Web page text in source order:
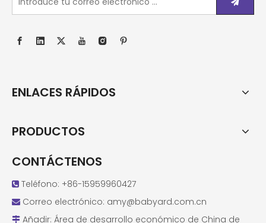
ENLACES RÁPIDOS
PRODUCTOS
CONTÁCTENOS
 Teléfono: +86-15959960427
 Correo electrónico: amy@babyard.com.cn
 Añadir: Área de desarrollo económico de China de